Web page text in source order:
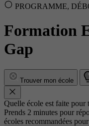
PROGRAMME,
Formation
Gap
Trouver mon école
Quelle école est faite pour
Prends 2 minutes pour
écoles recommandées